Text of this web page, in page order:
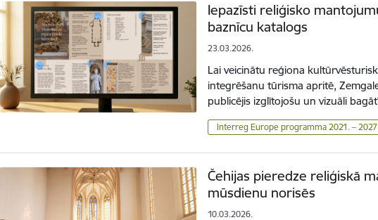
Iepazīsti reliģisko
baznīcu katalogs
23.03.2026.
Lai veicinātu reģiona
integrēšanu tūrisma apritē,
publicējis izglītojošu un vizuāli
Interreg Europe programma 2021. –
Čehijas pieredze reliģiskā
mūsdienu norisēs
10.03.2026.